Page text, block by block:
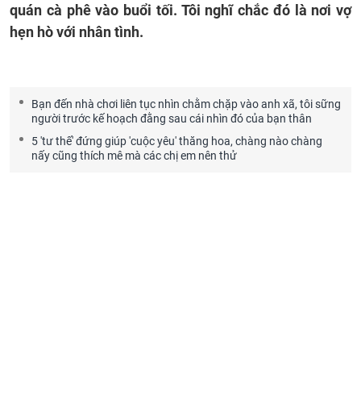
quán cà phê vào buổi tối. Tôi nghĩ chắc đó là nơi vợ
hẹn hò với nhân tình.
Bạn đến nhà chơi liên tục nhìn chằm chặp vào anh xã, tôi sững
người trước kế hoạch đằng sau cái nhìn đó của bạn thân
5 'tư thế' đứng giúp 'cuộc yêu' thăng hoa, chàng nào chàng
nấy cũng thích mê mà các chị em nên thử